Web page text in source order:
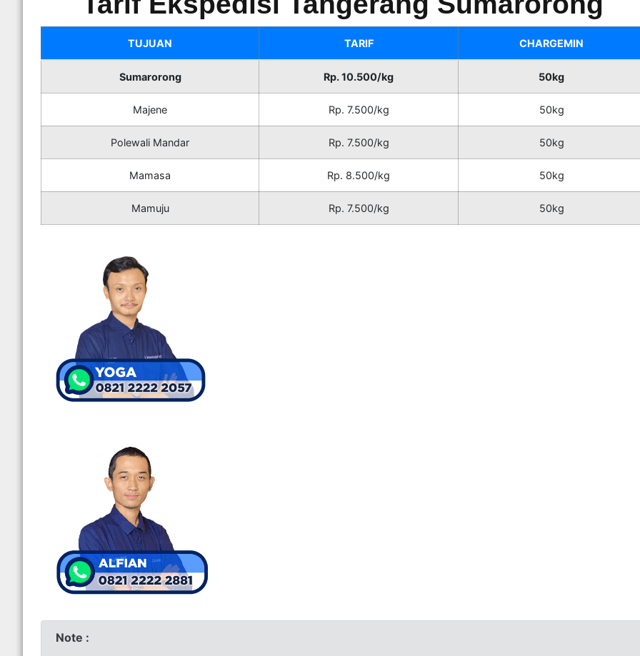
TUJUAN TARIF CHARGEMIN
Sumarorong Rp. 10.500/kg 50kg
Majene Rp. 7.500/kg 50kg
Polewali Mandar Rp. 7.500/kg 50kg
Mamasa Rp. 8.500/kg 50kg
Mamuju Rp. 7.500/kg 50kg
Note :